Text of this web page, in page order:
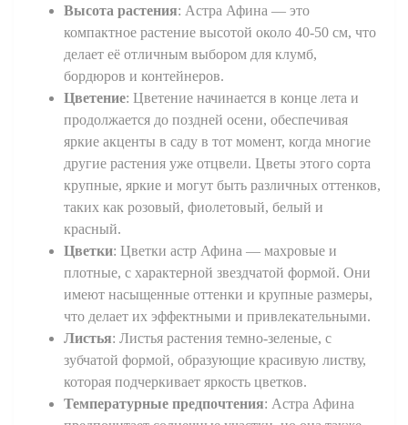
Высота растения: Астра Афина — это
компактное растение высотой около 40-50 см, что
делает её отличным выбором для клумб,
бордюров и контейнеров.
Цветение: Цветение начинается в конце лета и
продолжается до поздней осени, обеспечивая
яркие акценты в саду в тот момент, когда многие
другие растения уже отцвели. Цветы этого сорта
крупные, яркие и могут быть различных оттенков,
таких как розовый, фиолетовый, белый и
красный.
Цветки: Цветки астр Афина — махровые и
плотные, с характерной звездчатой формой. Они
имеют насыщенные оттенки и крупные размеры,
что делает их эффектными и привлекательными.
Листья: Листья растения темно-зеленые, с
зубчатой формой, образующие красивую листву,
которая подчеркивает яркость цветков.
Температурные предпочтения: Астра Афина